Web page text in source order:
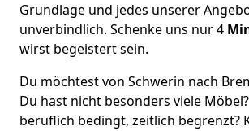
Grundlage und jedes unserer
unverbindlich. Schenke uns nur 4
wirst begeistert sein.
Du möchtest von Schwerin nach
Du hast nicht besonders viele
beruflich bedingt, zeitlich begrenzt?